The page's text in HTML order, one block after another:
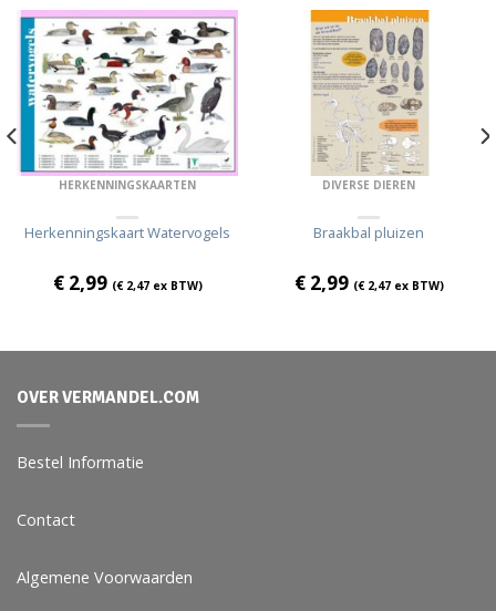
HERKENNINGSKAARTEN
Herkenningskaart Watervogels
€2,99 (€2,47ex BTW)
DIVERSE DIEREN
Braakbal pluizen
€2,99 (€2,47ex BTW)
OVER VERMANDEL.COM
Bestel Informatie
Contact
Algemene Voorwaarden